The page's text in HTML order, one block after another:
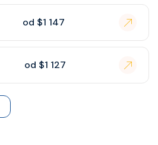
od $1 147
od $1 127